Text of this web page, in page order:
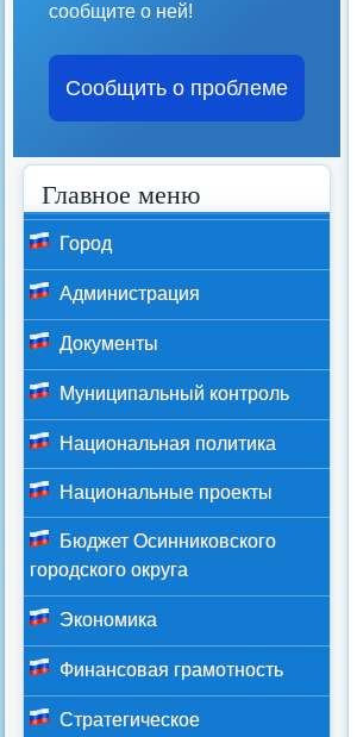
сообщите о ней!
Сообщить о проблеме
Главное меню
Город
Администрация
Документы
Муниципальный контроль
Национальная политика
Национальные проекты
Бюджет Осинниковского
городского округа
Экономика
Финансовая грамотность
Стратегическое